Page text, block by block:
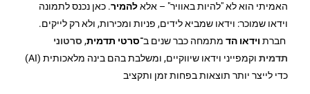
האמיתי הוא לא "להיות באוויר" – אלאלהמיר. כאן נכנס לתמונה
וידאו שמוכר: וידאו שמביא לידים, פניות ומכירות, ולא רק לייקים.
חברת וידאו הד מתמחה כבר שנים ב־סרטי תדמית, סרטוני
תדמית
וקמפייני וידאו שיווקיים, ומשלבת בהם בינה מלאכותית (AI)
כדי לייצר יותר תוצאות בפחות זמן ותקציב